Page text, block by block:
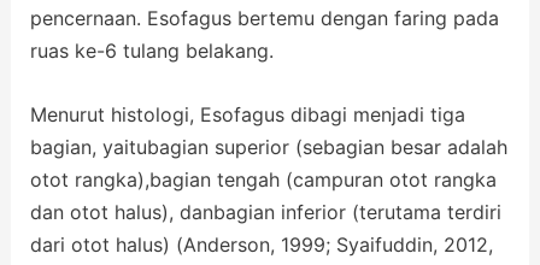
pencernaan. Esofagus bertemu dengan faring pada
ruas ke-6 tulang belakang.
Menurut histologi, Esofagus dibagi menjadi tiga
bagian, yaitubagian superior (sebagian besar adalah
otot rangka),bagian tengah (campuran otot rangka
dan otot halus), danbagian inferior (terutama terdiri
dari otot halus) (Anderson, 1999; Syaifuddin, 2012,